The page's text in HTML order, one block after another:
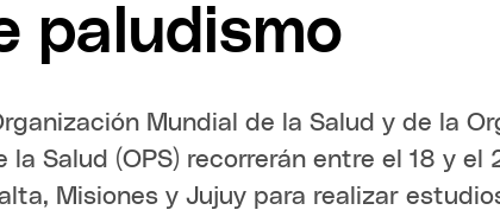
paludismo
Mundial de la Salud y de la
la Salud (OPS) recorrerán entre el 18 y el
Misiones y Jujuy para realizar